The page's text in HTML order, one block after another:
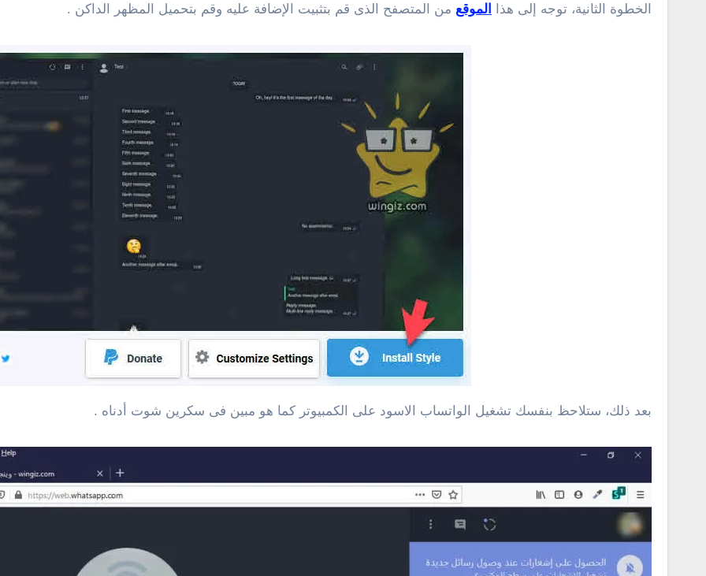
الخطوة الثانية، توجه إلى هذا الموقع من المتصفح الذى قم بتثبيت الإضافة عليه وقم بتحميل المظهر الداكن .
بعد ذلك، ستلاحظ بنفسك تشغيل الواتساب الاسود على الكمبيوتر كما هو مبين فى سكرين شوت أدناه .